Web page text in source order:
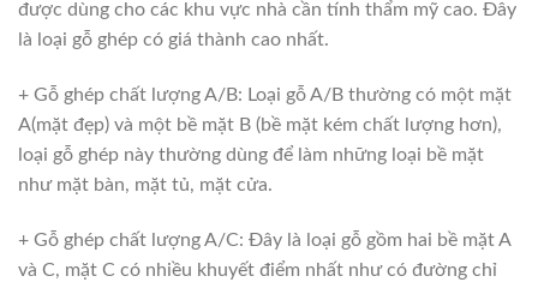
được dùng cho các khu vực nhà cần tính thẩm mỹ cao. Đây
là loại gỗ ghép có giá thành cao nhất.
+ Gỗ ghép chất lượng A/B: Loại gỗ A/B thường có một mặt
A(mặt đẹp) và một bề mặt B (bề mặt kém chất lượng hơn),
loại gỗ ghép này thường dùng để làm những loại bề mặt
như mặt bàn, mặt tủ, mặt cửa.
+ Gỗ ghép chất lượng A/C: Đây là loại gỗ gồm hai bề mặt A
và C, mặt C có nhiều khuyết điểm nhất như có đường chỉ